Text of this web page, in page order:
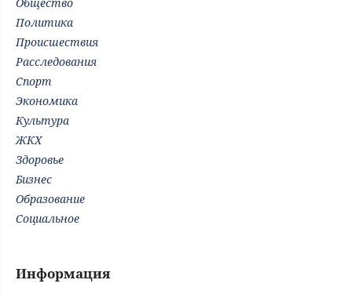
Общество
Политика
Происшествия
Расследования
Спорт
Экономика
Культура
ЖКХ
Здоровье
Бизнес
Образование
Социальное
Информация